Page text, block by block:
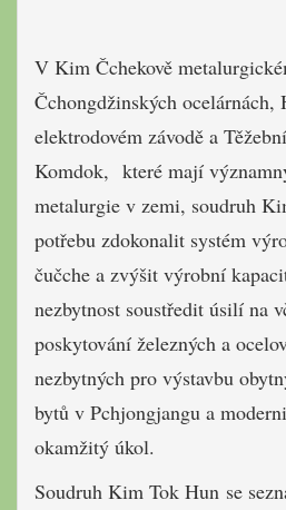
V Kim Čchekově
Čchongdžinských ocelárnách,
elektrodovém závodě a
Komdok, které mají
metalurgie v zemi, soudruh
potřebu zdokonalit systém
čučche a zvýšit výrobní
nezbytnost soustředit úsilí na
poskytování železných a
nezbytných pro výstavbu
bytů v Pchjongjangu a
okamžitý úkol.
Soudruh Kim Tok Hun se